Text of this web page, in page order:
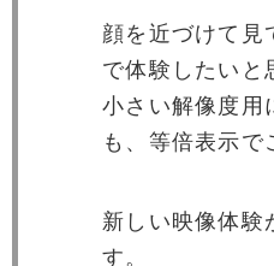
顔を近づけて
で体験したいと
小さい解像度用
も、等倍表示
新しい映像体験
す。